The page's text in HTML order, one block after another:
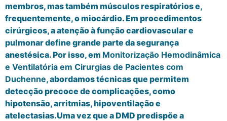
membros, mas também músculos respiratórios e,
frequentemente, o miocárdio. Em procedimentos
cirúrgicos, a atenção à função cardiovascular e
pulmonar define grande parte da segurança
anestésica. Por isso, em Monitorização Hemodinâmica
e Ventilatória em Cirurgias de Pacientes com
Duchenne, abordamos técnicas que permitem
detecção precoce de complicações, como
hipotensão, arritmias, hipoventilação e
atelectasias.Uma vez que a DMD predispõe a